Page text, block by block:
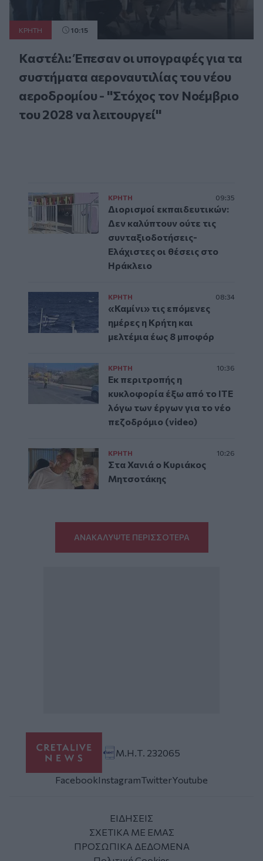
ΚΡΗΤΗ 10:15
Καστέλι: Έπεσαν οι υπογραφές για τα
συστήματα αεροναυτιλίας του νέου
αεροδρομίου - "Στόχος τον Νοέμβριο
του 2028 να λειτουργεί"
ΚΡΗΤΗ 09:35
Διορισμοί εκπαιδευτικών:
Δεν καλύπτουν ούτε τις
συνταξιοδοτήσεις-
Ελάχιστες οι θέσεις στο
Ηράκλειο
ΚΡΗΤΗ 08:34
«Καμίνι» τις επόμενες
ημέρες η Κρήτη και
μελτέμια έως 8 μποφόρ
ΚΡΗΤΗ 10:36
Εκ περιτροπής η
κυκλοφορία έξω από το ΙΤΕ
λόγω των έργων για το νέο
πεζοδρόμιο (video)
ΚΡΗΤΗ 10:26
Στα Χανιά ο Κυριάκος
Μητσοτάκης
ΑΝΑΚΑΛΥΨΤΕ ΠΕΡΙΣΣΟΤΕΡΑ
Μ.Η.Τ. 232065
FacebookInstagramTwitterYoutube
ΕΙΔΗΣΕΙΣ
ΣΧΕΤΙΚΑ ΜΕ ΕΜΑΣ
ΠΡΟΣΩΠΙΚΑ ΔΕΔΟΜΕΝΑ